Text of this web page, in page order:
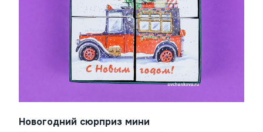
Новогодний сюрприз мини